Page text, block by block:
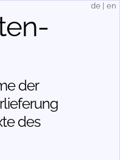
der
des
de en